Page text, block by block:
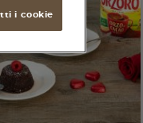
i cookie